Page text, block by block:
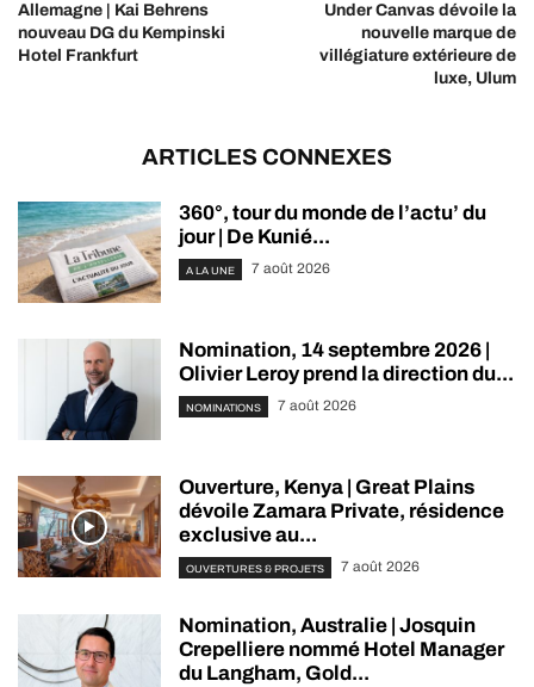
Allemagne | Kai Behrens
nouveau DG du Kempinski
Hotel Frankfurt
Under Canvas dévoile la
nouvelle marque de
villégiature extérieure de
luxe, Ulum
ARTICLES CONNEXES
360°, tour du monde de l’actu’ du
jour | De Kunié...
A LA UNE 7 août 2026
Nomination, 14 septembre 2026 |
Olivier Leroy prend la direction du...
NOMINATIONS 7 août 2026
Ouverture, Kenya | Great Plains
dévoile Zamara Private, résidence
exclusive au...
OUVERTURES & PROJETS 7 août 2026
Nomination, Australie | Josquin
Crepelliere nommé Hotel Manager
du Langham, Gold...